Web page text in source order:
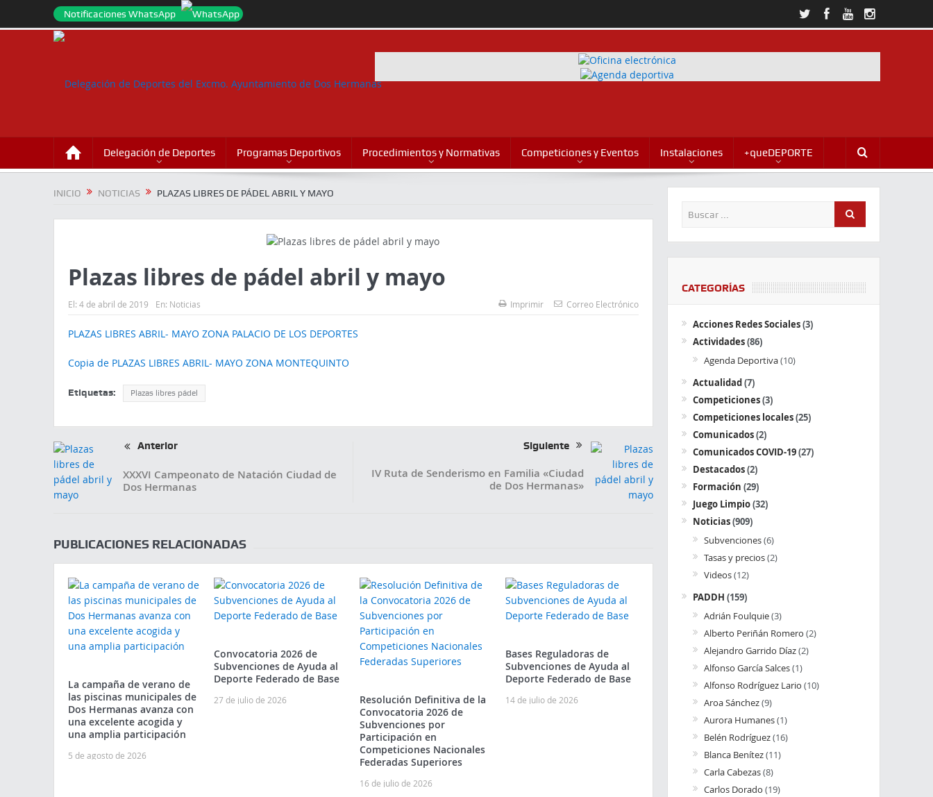
Notificaciones WhatsApp
Delegación de Deportes Programas Deportivos Procedimientos y Normativas Competiciones y Eventos Instalaciones +queDEPORTE
INICIO NOTICIAS PLAZAS LIBRES DE PÁDEL ABRIL Y MAYO
Plazas libres de pádel abril y mayo
El: 4 de abril de 2019 En: Noticias Imprimir Correo Electrónico
PLAZAS LIBRES ABRIL- MAYO ZONA PALACIO DE LOS DEPORTES
Copia de PLAZAS LIBRES ABRIL- MAYO ZONA MONTEQUINTO
Etiquetas: Plazas libres pádel
Anterior
XXXVI Campeonato de Natación Ciudad de
Dos Hermanas
Siguiente
IV Ruta de Senderismo en Familia «Ciudad
de Dos Hermanas»
PUBLICACIONES RELACIONADAS
La campaña de verano de
las piscinas municipales de
Dos Hermanas avanza con
una excelente acogida y
una amplia participación
5 de agosto de 2026
Convocatoria 2026 de
Subvenciones de Ayuda al
Deporte Federado de Base
27 de julio de 2026
Resolución Definitiva de la
Convocatoria 2026 de
Subvenciones por
Participación en
Competiciones Nacionales
Federadas Superiores
16 de julio de 2026
Bases Reguladoras de
Subvenciones de Ayuda al
Deporte Federado de Base
14 de julio de 2026
CATEGORÍAS
Acciones Redes Sociales(3)
Actividades(86)
Agenda Deportiva(10)
Actualidad(7)
Competiciones(3)
Competiciones locales(25)
Comunicados(2)
Comunicados COVID-19(27)
Destacados(2)
Formación (29)
Juego Limpio(32)
Noticias(909)
Subvenciones(6)
Tasas y precios(2)
Videos(12)
PADDH (159)
Adrián Foulquie(3)
Alberto Periñán Romero (2)
Alejandro Garrido Díaz(2)
Alfonso García Salces(1)
Alfonso Rodríguez Lario (10)
Aroa Sánchez(9)
Aurora Humanes(1)
Belén Rodríguez(16)
Blanca Benítez(11)
Carla Cabezas(8)
Carlos Dorado (19)